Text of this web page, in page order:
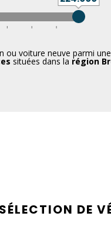
voiture neuve parmi
situées dans la région
DE